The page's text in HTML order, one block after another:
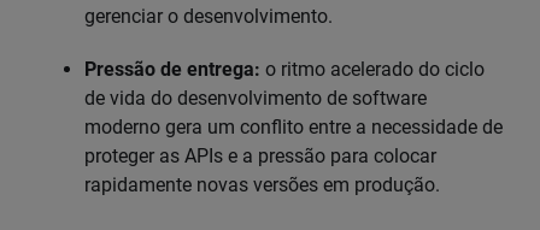
gerenciar o desenvolvimento.
Pressão de entrega: o ritmo acelerado do ciclo
de vida do desenvolvimento de software
moderno gera um conflito entre a necessidade de
proteger as APIs e a pressão para colocar
rapidamente novas versões em produção.